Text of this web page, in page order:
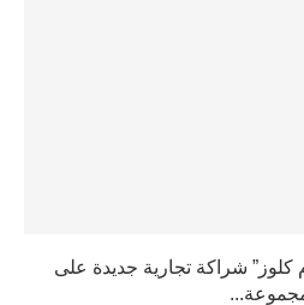
شراكة تجارية جديدة على